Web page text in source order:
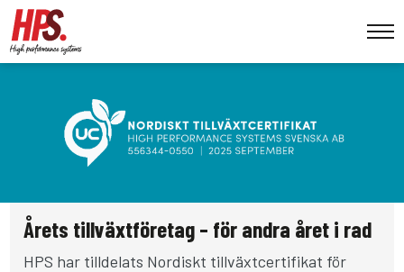
Årets tillväxtföretag – för andra året i rad
HPS har tilldelats Nordiskt tillväxtcertifikat för